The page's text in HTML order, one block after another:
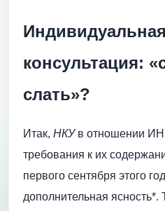
консультация:
слать»?
Итак, НКУв отношении
требования к их
первого сентября этого
дополнительная ясность*.